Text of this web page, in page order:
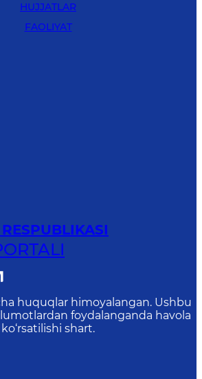
HUJJATLAR
FAOLIYAT
huquqlar himoyalangan. Ushbu
foydalanganda havola
ko‘rsatilishi shart.